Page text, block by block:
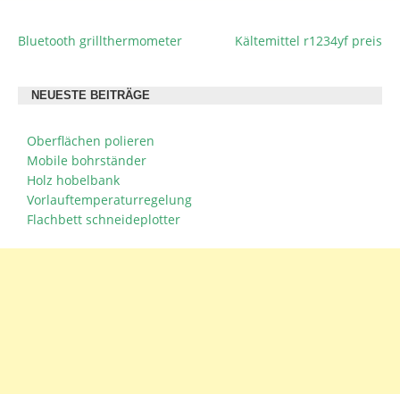
BEITRAGSNAVIGATION
Bluetooth grillthermometer Kältemittel r1234yf preis
NEUESTE BEITRÄGE
Oberflächen polieren
Mobile bohrständer
Holz hobelbank
Vorlauftemperaturregelung
Flachbett schneideplotter